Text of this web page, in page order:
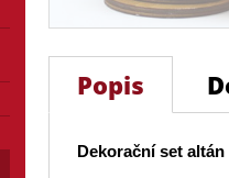
Popis
Dekorační set altán